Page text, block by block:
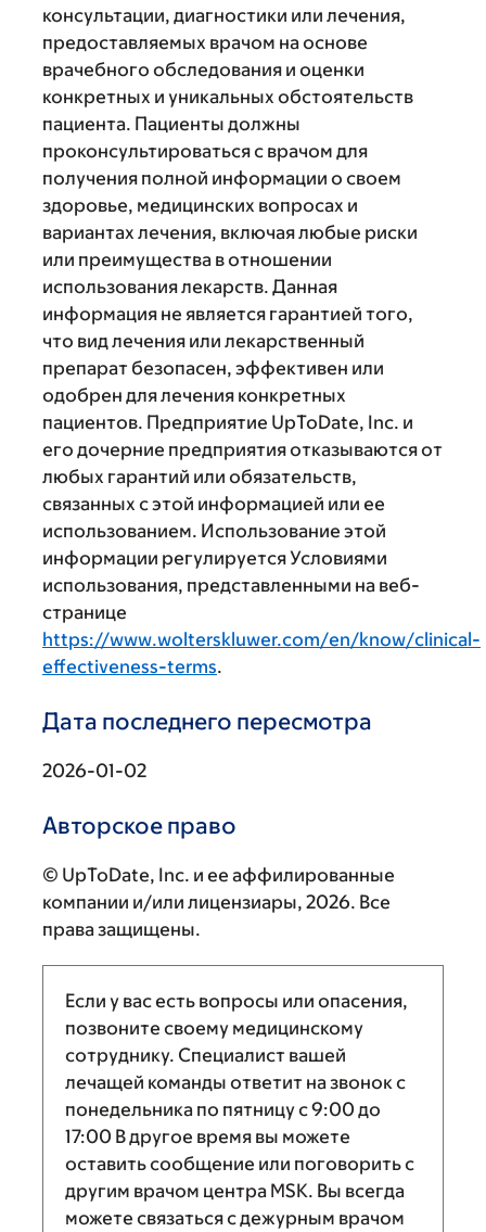
консультации, диагностики или лечения,
предоставляемых врачом на основе
врачебного обследования и оценки
конкретных и уникальных обстоятельств
пациента. Пациенты должны
проконсультироваться с врачом для
получения полной информации о своем
здоровье, медицинских вопросах и
вариантах лечения, включая любые риски
или преимущества в отношении
использования лекарств. Данная
информация не является гарантией того,
что вид лечения или лекарственный
препарат безопасен, эффективен или
одобрен для лечения конкретных
пациентов. Предприятие UpToDate, Inc. и
его дочерние предприятия отказываются от
любых гарантий или обязательств,
связанных с этой информацией или ее
использованием. Использование этой
информации регулируется Условиями
использования, представленными на веб-
странице
https://www.wolterskluwer.com/en/know/clinical-
effectiveness-terms.
Дата последнего пересмотра
2026-01-02
Авторское право
© UpToDate, Inc. и ее аффилированные
компании и/или лицензиары, 2026. Все
права защищены.
Если у вас есть вопросы или опасения,
позвоните своему медицинскому
сотруднику. Специалист вашей
лечащей команды ответит на звонок с
понедельника по пятницу с9:00 до
17:00 В другое время вы можете
оставить сообщение или поговорить с
другим врачом центра MSK. Вы всегда
можете связаться с дежурным врачом